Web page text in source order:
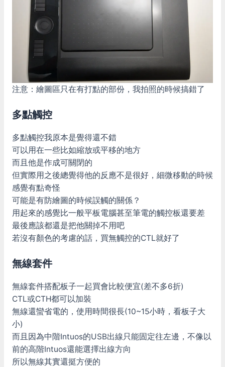
注意：繪圖區只在有打點的部份，我拍照的時候搞錯了
多點觸控
多點觸控我原本是覺得還不錯
可以用在一些比如縮放或平移的地方
而且他是作成可關閉的
但實際用之後總覺得他的反應不是很好，細微移動的時候
感覺有點奇怪
可能是有防繪圖的時候誤觸的關係？
用起來的感覺比一般平板電腦甚至筆電的觸控板還要差
最後應該都還是把他關掉不用吧
若沒有顏色的考慮的話，買無觸控的CTL就好了
無線套件
無線套件搭配板子一起買會比較便宜(差不多6折)
CTL或CTH都可以加裝
無線還蠻省電的，使用時間很長(10~15小時，看板子大
小)
而且因為中階Intuos的USB出線只能固定往左邊，不像以
前的高階Intuos還能選擇出線方向
所以無線其實還挺方便的